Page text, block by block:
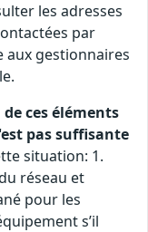
les adresses
par
aux gestionnaires
ces éléments
pas suffisante
situation: 1.
réseau et
pour les
s’il